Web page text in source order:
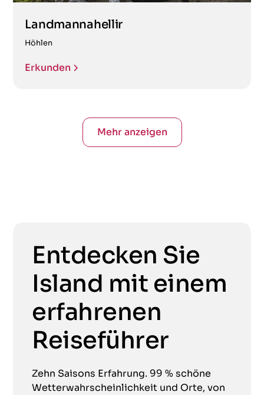
Landmannahellir
Höhlen
Erkunden
Mehr anzeigen
Entdecken Sie
Island mit einem
erfahrenen
Reiseführer
Zehn Saisons Erfahrung. 99 % schöne
Wetterwahrscheinlichkeit und Orte, von